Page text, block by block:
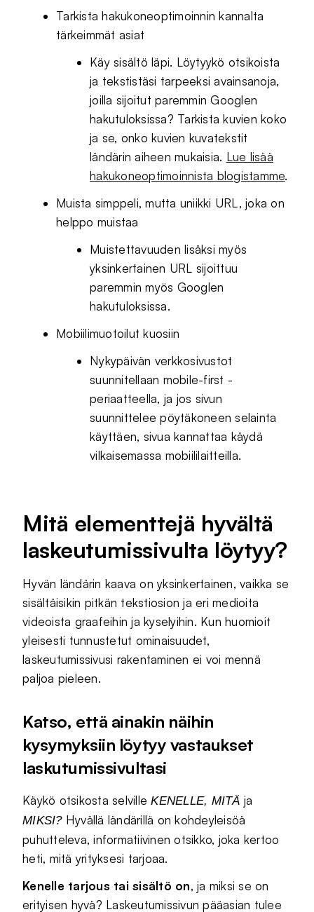
Tarkista hakukoneoptimoinnin kannalta
tärkeimmät asiat
Käy sisältö läpi. Löytyykö otsikoista
ja tekstistäsi tarpeeksi avainsanoja,
joilla sijoitut paremmin Googlen
hakutuloksissa? Tarkista kuvien koko
ja se, onko kuvien kuvatekstit
ländärin aiheen mukaisia. Lue lisää
hakukoneoptimoinnista blogistamme.
Muista simppeli, mutta uniikki URL, joka on
helppo muistaa
Muistettavuuden lisäksi myös
yksinkertainen URL sijoittuu
paremmin myös Googlen
hakutuloksissa.
Mobiilimuotoilut kuosiin
Nykypäivän verkkosivustot
suunnitellaan mobile-first -
periaatteella, ja jos sivun
suunnittelee pöytäkoneen selainta
käyttäen, sivua kannattaa käydä
vilkaisemassa mobiililaitteilla.
Mitä elementtejä hyvältä
laskeutumissivulta löytyy?
Hyvän ländärin kaava on yksinkertainen, vaikka se
sisältäisikin pitkän tekstiosion ja eri medioita
videoista graafeihin ja kyselyihin. Kun huomioit
yleisesti tunnustetut ominaisuudet,
laskeutumissivusi rakentaminen ei voi mennä
paljoa pieleen.
Katso, että ainakin näihin
kysymyksiin löytyy vastaukset
laskutumissivultasi
Käykö otsikosta selvilleKENELLE, MITÄ ja
MIKSI?Hyvällä ländärillä on kohdeyleisöä
puhutteleva, informatiivinen otsikko, joka kertoo
heti, mitä yrityksesi tarjoaa.
Kenelle tarjous tai sisältö on, ja miksi se on
erityisen hyvä? Laskeutumissivun pääasian tulee